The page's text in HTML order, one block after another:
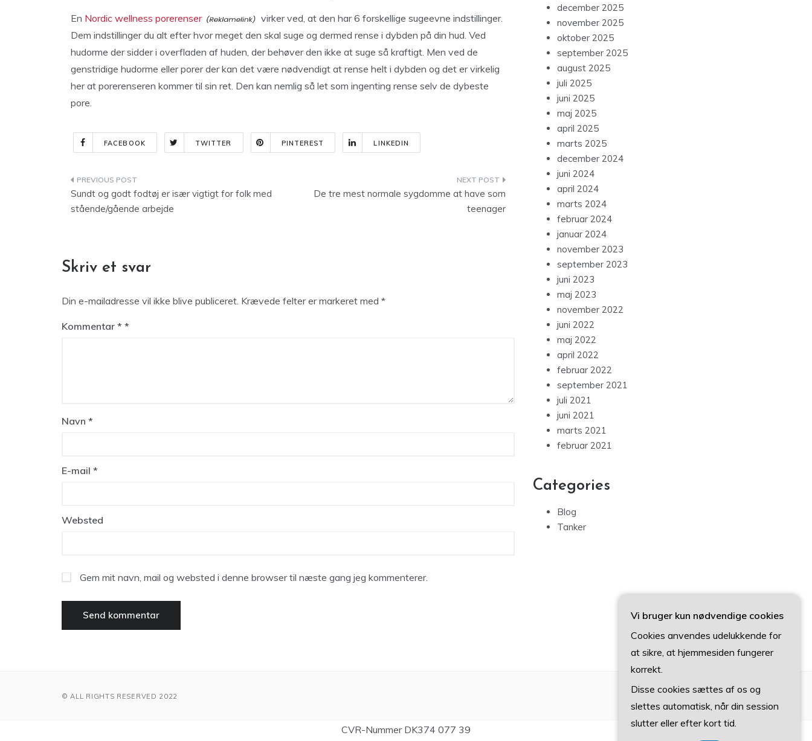
En Nordic wellness porerenser
virker ved, at den har 6 forskellige sugeevne indstillinger.
Dem indstillinger du alt efter hvor meget den skal suge og dermed rense i dybden på din hud. Ved
hudorme der sidder i overfladen af huden, der behøver den ikke at suge så kraftigt. Men ved de
genstridige hudorme eller porer der kan det være nødvendigt at rense helt i dybden og det er virkelig
her at porerenseren kommer til sin ret. Den kan nemlig så let som ingenting rense selv de dybeste
pore.
FACEBOOK TWITTER PINTEREST LINKEDIN
Indlægsnavigation
Sundt og godt fodtøj er især vigtigt for folk med
stående/gående arbejde
De tre mest normale sygdomme at have som
teenager
Skriv et svar
Din e-mailadresse vil ikke blive publiceret. Krævede felter er markeret med *
Kommentar *
Navn *
E-mail *
Websted
Gem mit navn, mail og websted i denne browser til næste gang jeg kommenterer.
december 2025
november 2025
oktober 2025
september 2025
august 2025
juli 2025
juni 2025
maj 2025
april 2025
marts 2025
december 2024
juni 2024
april 2024
marts 2024
februar 2024
januar 2024
november 2023
september 2023
juni 2023
maj 2023
november 2022
juni 2022
maj 2022
april 2022
februar 2022
september 2021
juli 2021
juni 2021
marts 2021
februar 2021
Categories
Blog
Tanker
© ALL RIGHTS RESERVED 2022
CVR-Nummer DK374 077 39
Vi bruger kun nødvendige cookies
Cookies anvendes udelukkende for
at sikre, at hjemmesiden fungerer
korrekt.
Disse cookies sættes af os og
slettes automatisk, når din session
slutter eller efter kort tid.